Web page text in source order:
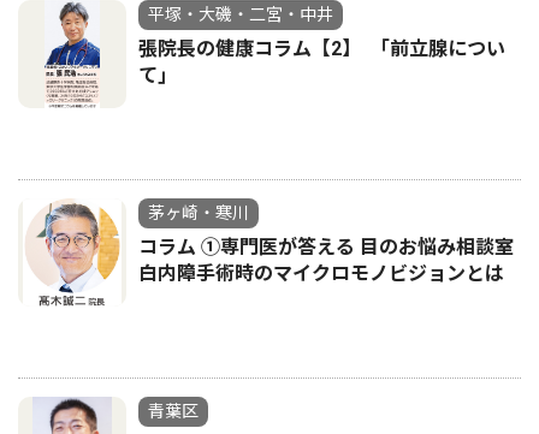
平塚・大磯・二宮・中井
張院長の健康コラム【2】 ｢前立腺につい
て｣
茅ヶ崎・寒川
コラム ①専門医が答える 目のお悩み相談室
白内障手術時のマイクロモノビジョンとは
青葉区